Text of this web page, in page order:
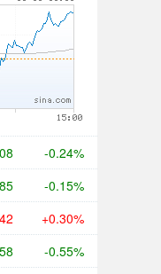
-0.24%
-0.15%
+0.30%
-0.55%